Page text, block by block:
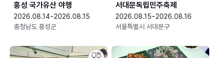
홍성 국가유산 야행
2026.08.14~2026.08.15
충청남도 홍성군
서대문독립민주축제
2026.08.15~2026.08.16
서울특별시 서대문구